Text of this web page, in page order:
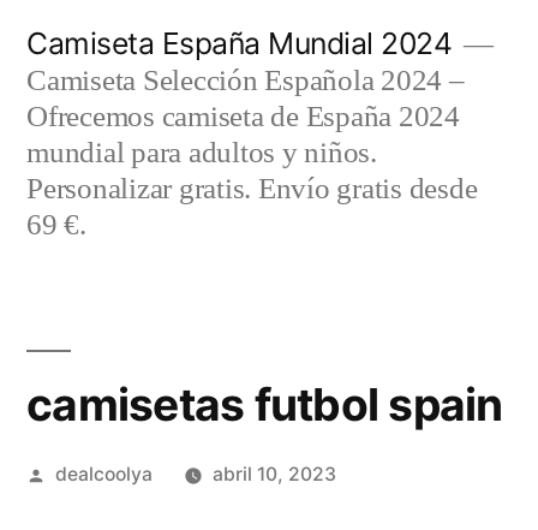
contenido
Camiseta España Mundial 2024
Camiseta Selección Española 2024 –
Ofrecemos camiseta de España 2024
mundial para adultos y niños.
Personalizar gratis. Envío gratis desde
69 €.
camisetas futbol spain
Publicado
dealcoolya abril 10, 2023